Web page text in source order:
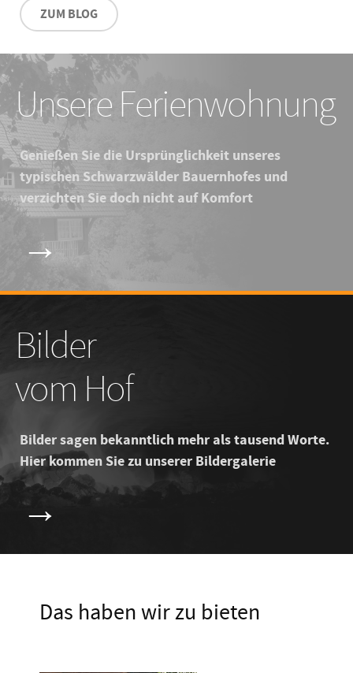
ZUM BLOG
Unsere Ferienwohnung
Genießen Sie die Ursprünglichkeit unseres
typischen Schwarzwälder Bauernhofes und
verzichten Sie doch nicht auf Komfort
→
Bilder
vom Hof
Bilder sagen bekanntlich mehr als tausend Worte.
Hier kommen Sie zu unserer Bildergalerie
→
Das haben wir zu bieten